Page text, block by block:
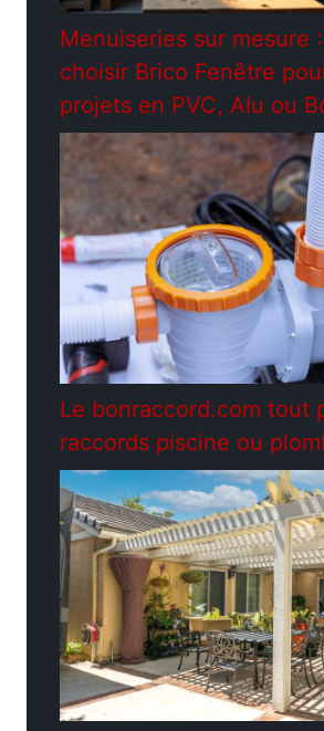
Menuiseries sur mesure
choisir Brico Fenêtre
projets en PVC, Alu ou
Le bonraccord.com tout
raccords piscine ou